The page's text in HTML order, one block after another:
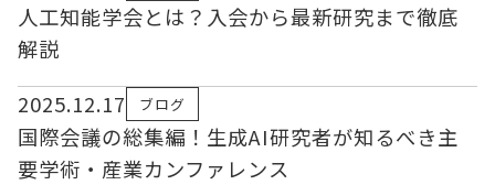
人工知能学会とは？入会から最新研究まで徹底
解説
2025.12.17
ブログ
国際会議の総集編！生成AI研究者が知るべき主
要学術・産業カンファレンス